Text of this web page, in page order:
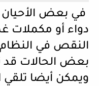
في بعض الأحيان
دواء أو مكملات
النقص في
بعض الحالات قد
ويمكن أيضا تلقي